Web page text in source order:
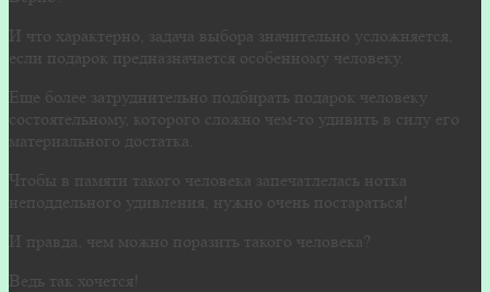
И что характерно, задача выбора значительно усложняется,
если подарок предназначается особенному человеку.
Еще более затруднительно подбирать подарок человеку
состоятельному, которого сложно чем-то удивить в силу его
материального достатка.
Чтобы в памяти такого человека запечатлелась нотка
неподдельного удивления, нужно очень постараться!
И правда, чем можно поразить такого человека?
Ведь так хочется!